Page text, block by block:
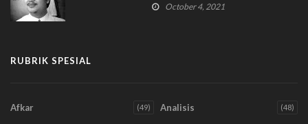
October 4, 2021
RUBRIK SPESIAL
Afkar (49) Analisis (48)